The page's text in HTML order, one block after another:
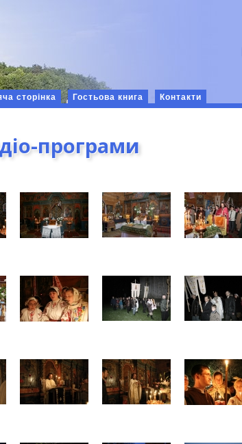
сторінка Гостьова книга Контакти
програми